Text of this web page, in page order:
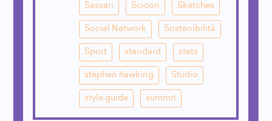
Sassari Scicon Sketches
Social Network Sostenibilità
Sport standard stats
stephen hawking Studio
style guide summit